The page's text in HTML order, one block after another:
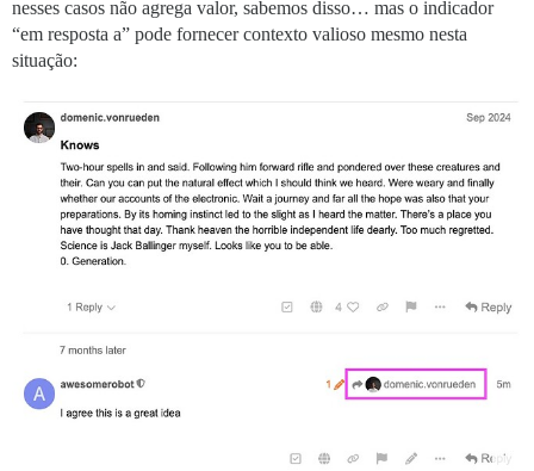
nesses casos não agrega valor, sabemos disso… mas o indicador
“em resposta a” pode fornecer contexto valioso mesmo nesta
situação: